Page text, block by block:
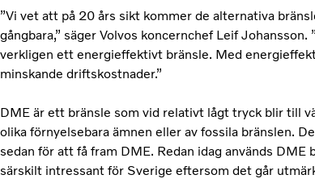
”Vi vet att på 20 års sikt kommer de alternativa
gångbara,” säger Volvos koncernchef Leif
verkligen ett energieffektivt bränsle. Med
minskande driftskostnader.”
DME är ett bränsle som vid relativt lågt tryck blir till
olika förnyelsebara ämnen eller av fossila bränslen.
sedan för att få fram DME. Redan idag används
särskilt intressant för Sverige eftersom det går